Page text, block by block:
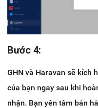
Bước 4:
GHN và Haravan sẽ kích
của bạn ngay sau khi
nhận. Bạn yên tâm bán